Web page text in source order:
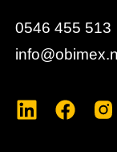
0546 455 513